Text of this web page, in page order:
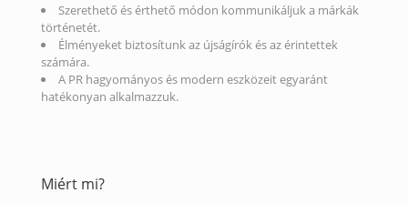
Szerethető és érthető módon kommunikáljuk a márkák
történetét.
Élményeket biztosítunk az újságírók és az érintettek
számára.
A PR hagyományos és modern eszközeit egyaránt
hatékonyan alkalmazzuk.
Miért mi?